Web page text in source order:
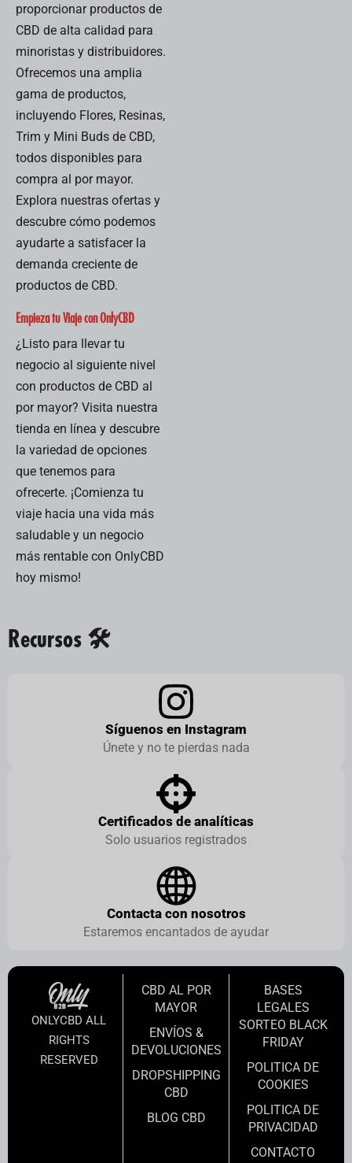
proporcionar productos de
CBD de alta calidad para
minoristas y distribuidores.
Ofrecemos una amplia
gama de productos,
incluyendo Flores, Resinas,
Trim y Mini Buds de CBD,
todos disponibles para
compra al por mayor.
Explora nuestras ofertas y
descubre cómo podemos
ayudarte a satisfacer la
demanda creciente de
productos de CBD.
Empieza tu Viaje con OnlyCBD
¿Listo para llevar tu
negocio al siguiente nivel
con productos de CBD al
por mayor? Visita nuestra
tienda en línea y descubre
la variedad de opciones
que tenemos para
ofrecerte. ¡Comienza tu
viaje hacia una vida más
saludable y un negocio
más rentable con OnlyCBD
hoy mismo!
Recursos 🛠️
Síguenos en Instagram
Únete y no te pierdas nada
Certificados de analíticas
Solo usuarios registrados
Contacta con nosotros
Estaremos encantados de ayudar
ONLYCBD ALL
RIGHTS
RESERVED
CBD AL POR
MAYOR
ENVÍOS &
DEVOLUCIONES
DROPSHIPPING
CBD
BLOG CBD
BASES
LEGALES
SORTEO BLACK
FRIDAY
POLITICA DE
COOKIES
POLITICA DE
PRIVACIDAD
CONTACTO